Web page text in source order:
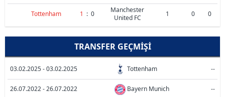
Tottenham 1 : 0
Manchester
United FC
1 0 0
TRANSFER GEÇMIŞI
03.02.2025 - 03.02.2025 Tottenham --
26.07.2022 - 26.07.2022 Bayern Munich --